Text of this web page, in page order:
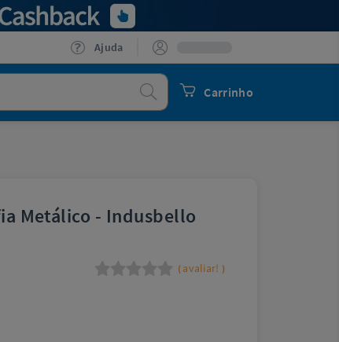
Ajuda
Carrinho
Procurar
Metálico - Indusbello
( avaliar! )